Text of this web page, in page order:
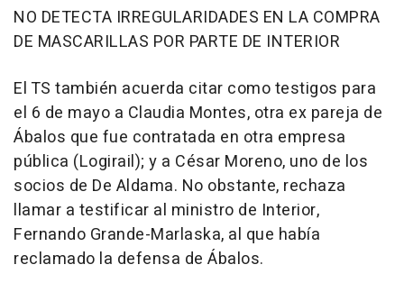
NO DETECTA IRREGULARIDADES EN LA COMPRA
DE MASCARILLAS POR PARTE DE INTERIOR
El TS también acuerda citar como testigos para
el 6 de mayo a Claudia Montes, otra ex pareja de
Ábalos que fue contratada en otra empresa
pública (Logirail); y a César Moreno, uno de los
socios de De Aldama. No obstante, rechaza
llamar a testificar al ministro de Interior,
Fernando Grande-Marlaska, al que había
reclamado la defensa de Ábalos.